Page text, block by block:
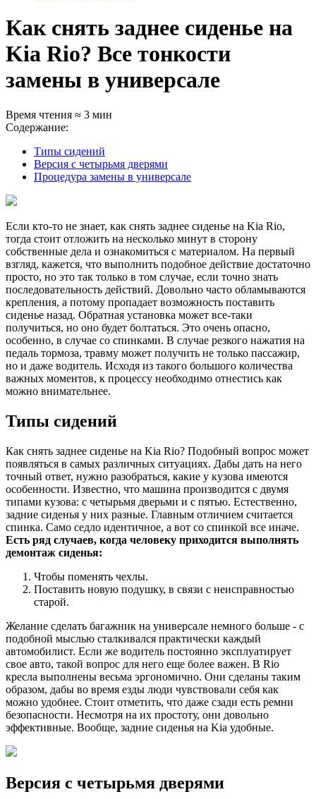
Как снять заднее сиденье на
Kia Rio? Все тонкости
замены в универсале
Время чтения ≈ 3 мин
Содержание:
Типы сидений
Версия с четырьмя дверями
Процедура замены в универсале
Если кто-то не знает, как снять заднее сиденье на Kia Rio,
тогда стоит отложить на несколько минут в сторону
собственные дела и ознакомиться с материалом. На первый
взгляд, кажется, что выполнить подобное действие достаточно
просто, но это так только в том случае, если точно знать
последовательность действий. Довольно часто обламываются
крепления, а потому пропадает возможность поставить
сиденье назад. Обратная установка может все-таки
получиться, но оно будет болтаться. Это очень опасно,
особенно, в случае со спинками. В случае резкого нажатия на
педаль тормоза, травму может получить не только пассажир,
но и даже водитель. Исходя из такого большого количества
важных моментов, к процессу необходимо отнестись как
можно внимательнее.
Типы сидений
Как снять заднее сиденье на Kia Rio? Подобный вопрос может
появляться в самых различных ситуациях. Дабы дать на него
точный ответ, нужно разобраться, какие у кузова имеются
особенности. Известно, что машина производится с двумя
типами кузова: с четырьмя дверьми и с пятью. Естественно,
задние сиденья у них разные. Главным отличием считается
спинка. Само седло идентичное, а вот со спинкой все иначе.
Есть ряд случаев, когда человеку приходится выполнять
демонтаж сиденья:
Чтобы поменять чехлы.
Поставить новую подушку, в связи с неисправностью
старой.
Желание сделать багажник на универсале немного больше - с
подобной мыслью сталкивался практически каждый
автомобилист. Если же водитель постоянно эксплуатирует
свое авто, такой вопрос для него еще более важен. В Rio
кресла выполнены весьма эргономично. Они сделаны таким
образом, дабы во время езды люди чувствовали себя как
можно удобнее. Стоит отметить, что даже сзади есть ремни
безопасности. Несмотря на их простоту, они довольно
эффективные. Вообще, задние сиденья на Kia удобные.
Версия с четырьмя дверями